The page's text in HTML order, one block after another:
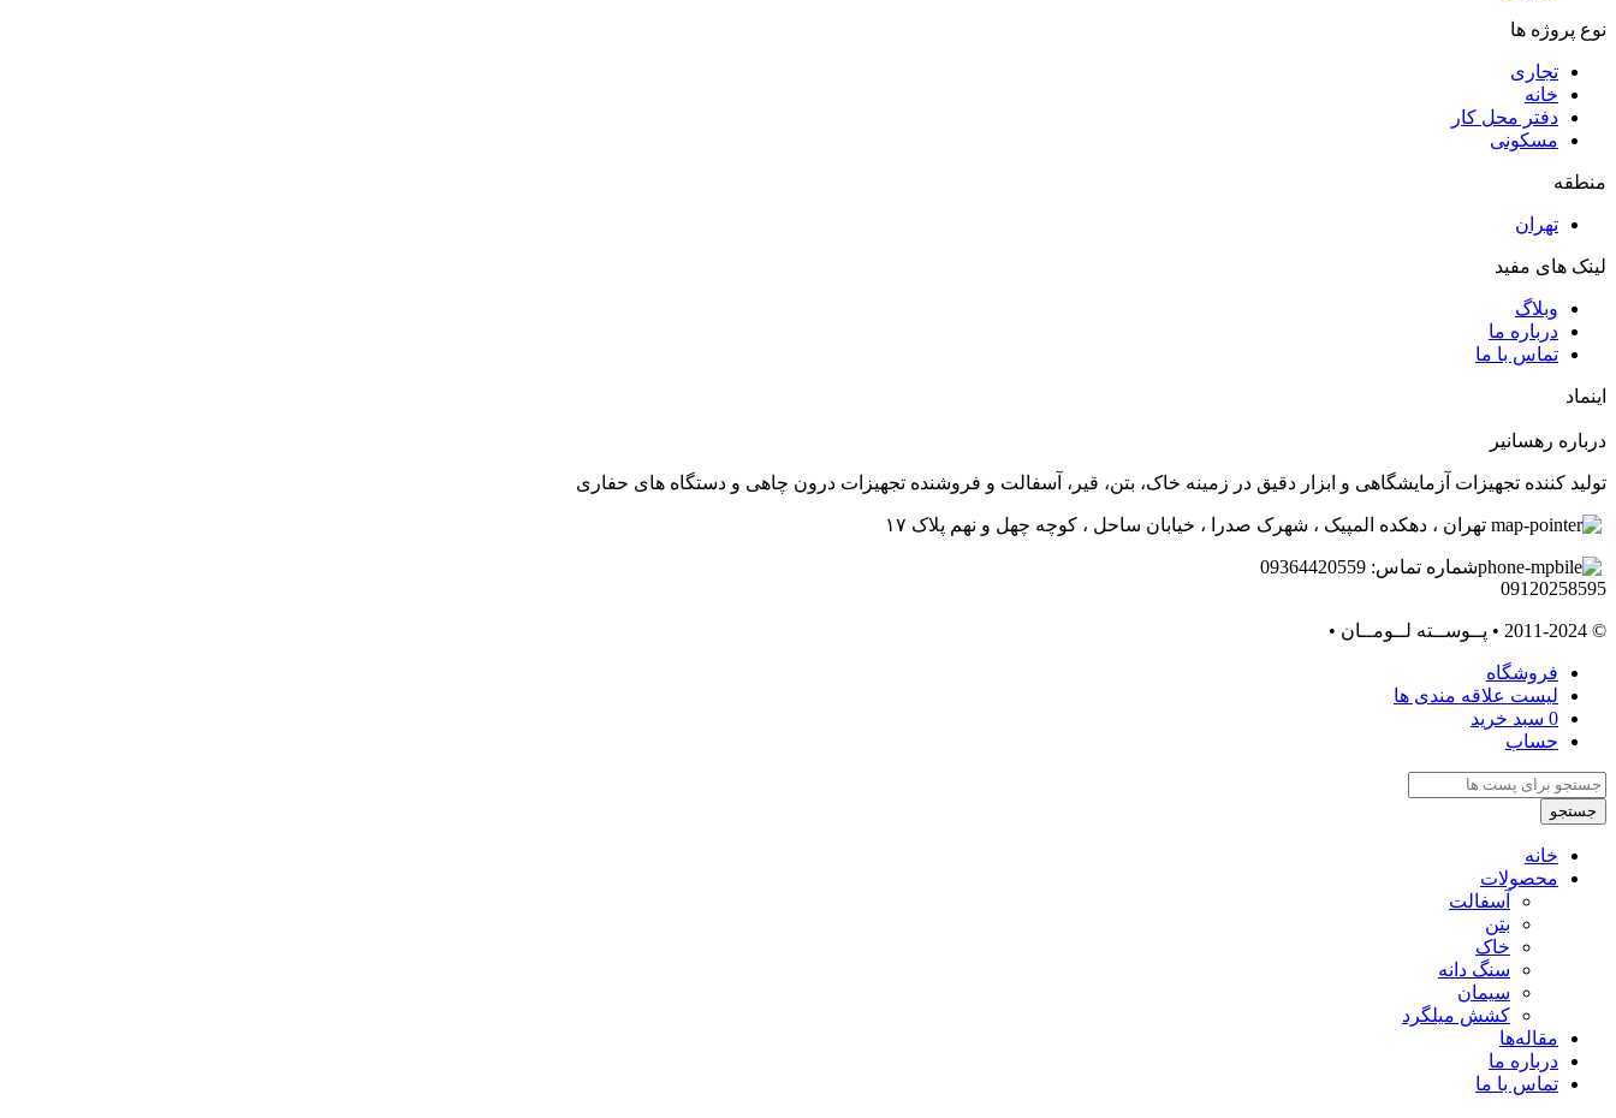
نوع پروژه ها
تجاری
خانه
دفتر محل کار
مسکونی
منطقه
تهران
لینک های مفید
وبلاگ
درباره ما
تماس با ما
اینماد
درباره رهسانیر
تولید کننده تجهیزات آزمایشگاهی و ابزار دقیق در زمینه خاک، بتن، قیر، آسفالت و فروشنده تجهیزات درون چاهی و دستگاه های حفاری
تهران ، دهکده المپیک ، شهرک صدرا ، خیابان ساحل ، کوچه چهل و نهم پلاک ۱۷
شماره تماس: 09364420559
09120258595
© 2011-2024 • پــوســته لــومــان •
فروشگاه
لیست علاقه مندی ها
0 سبد خرید
حساب
جستجو
خانه
محصولات
آسفالت
بتن
خاک
سنگ دانه
سیمان
کشش میلگرد
مقاله‌ها
درباره ما
تماس با ما